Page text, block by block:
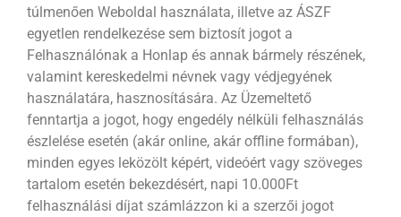
túlmenően Weboldal használata, illetve az ÁSZF
egyetlen rendelkezése sem biztosít jogot a
Felhasználónak a Honlap és annak bármely részének,
valamint kereskedelmi névnek vagy védjegyének
használatára, hasznosítására. Az Üzemeltető
fenntartja a jogot, hogy engedély nélküli felhasználás
észlelése esetén (akár online, akár offline formában),
minden egyes leközölt képért, videóért vagy szöveges
tartalom esetén bekezdésért, napi 10.000Ft
felhasználási díjat számlázzon ki a szerzői jogot